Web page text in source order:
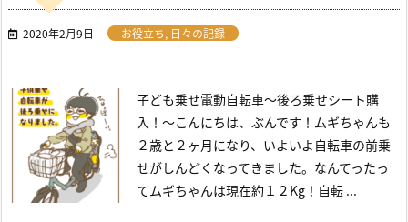
2020年2月9日 お役立ち, 日々の記録
子ども乗せ電動自転車～後ろ乗せシート購
入！～こんにちは、ぶんです！ ムギちゃんも
２歳と２ヶ月になり、いよいよ自転車の前乗
せがしんどくなってきました。 なんてったっ
てムギちゃんは現在約１２Kg！ 自転 ...